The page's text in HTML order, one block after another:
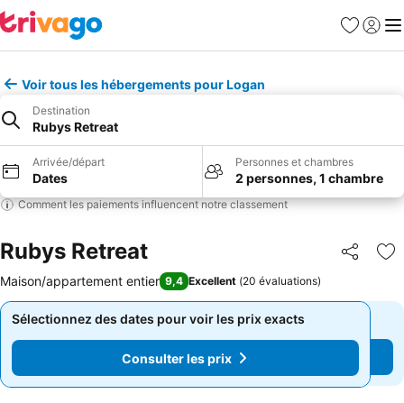
Favoris
Se
Voir tous les hébergements pour Logan
Destination
Rubys Retreat
Arrivée/départ
Dates
Personnes et chambres
2 personnes, 1 chambre
Comment les paiements influencent notre classement
Rubys Retreat Partager
Maison/appartement entier 9,4 Excellent (20 évaluations)
Sélectionnez des dates pour voir les prix exacts
Consulter les prix
Sélectionnez des dates pour voir les prix exacts
Consulter les prix